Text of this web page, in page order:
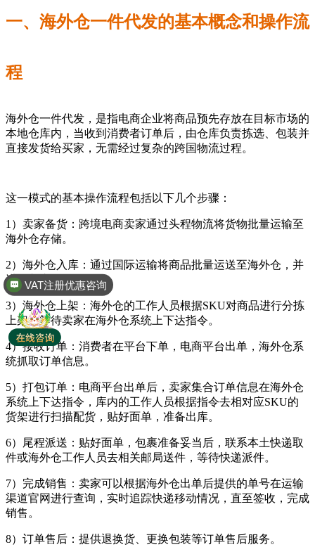
一、海外仓一件代发的基本概念和操作流
程
海外仓一件代发，是指电商企业将商品预先存放在目标市场的
本地仓库内，当收到消费者订单后，由仓库负责拣选、包装并
直接发货给买家，无需经过复杂的跨国物流过程。
这一模式的基本操作流程包括以下几个步骤：
1）卖家备货：跨境电商卖家通过头程物流将货物批量运输至
海外仓存储。
2）海外仓入库：通过国际运输将商品批量运送至海外仓，并
进行入库扫描。
3）海外仓上架：海外仓的工作人员根据SKU对商品进行分拣
上架，等待卖家在海外仓系统上下达指令。
4）接收订单：消费者在平台下单，电商平台出单，海外仓系
统抓取订单信息。
5）打包订单：电商平台出单后，卖家集合订单信息在海外仓
系统上下达指令，库内的工作人员根据指令去相对应SKU的
货架进行扫描配货，贴好面单，准备出库。
6）尾程派送：贴好面单，包裹准备妥当后，联系本土快递取
件或海外仓工作人员去相关邮局送件，等待快递派件。
7）完成销售：卖家可以根据海外仓出单后提供的单号在运输
渠道官网进行查询，实时追踪快递移动情况，直至签收，完成
销售。
8）订单售后：提供退换货、更换包装等订单售后服务。
VAT注册优惠咨询
全球商标专利注册